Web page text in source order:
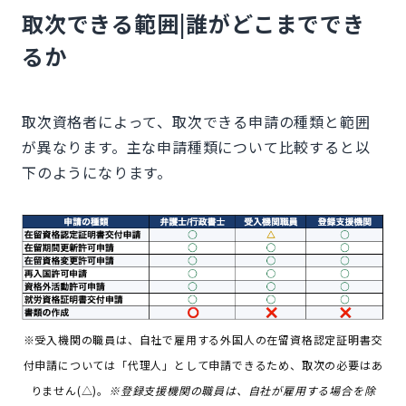
取次できる範囲|誰がどこまででき
るか
取次資格者によって、取次できる申請の種類と範囲
が異なります。主な申請種類について比較すると以
下のようになります。
※受入機関の職員は、自社で雇用する外国人の在留資格認定証明書交
付申請については「代理人」として申請できるため、取次の必要はあ
りません(△)。
※登録支援機関の職員は、自社が雇用する場合を除